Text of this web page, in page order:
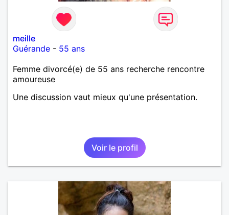
meille
Guérande - 55 ans
Femme divorcé(e) de 55 ans recherche rencontre
amoureuse
Une discussion vaut mieux qu'une présentation.
Voir le profil